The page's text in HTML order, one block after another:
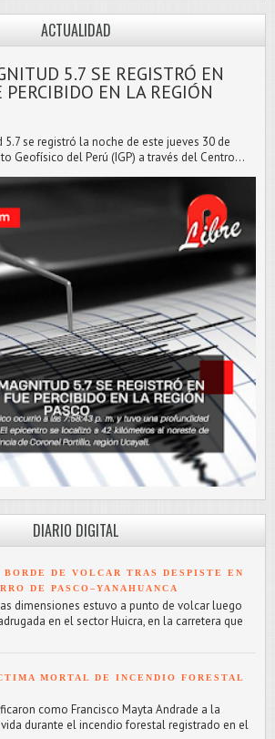
ACTUALIDAD
5.7 SE REGISTRÓ EN
PERCIBIDO EN LA REGIÓN
se registró la noche de este jueves 30 de
Geofísico del Perú (IGP) a través del Centro...
DIARIO DIGITAL
DE VOLCAR TRAS DESPISTE EN
DE PASCO–YANAHUANCA
dimensiones estuvo a punto de volcar luego
en el sector Huicra, en la carretera que
MORTAL DE INCENDIO FORESTAL
como Francisco Mayta Andrade a la
durante el incendio forestal registrado en el